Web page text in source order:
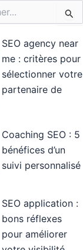
SEO agency near
me : critères pour
sélectionner votre
partenaire de
Coaching SEO : 5
bénéfices d’un
suivi personnalisé
SEO application :
bons réflexes
pour améliorer